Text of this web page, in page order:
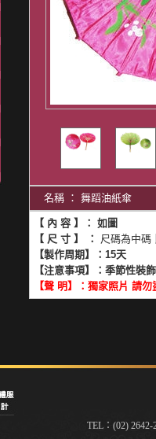
名稱 ： 舞蹈油紙傘
【 內 容 】： 如圖
【 尺 寸 】 ：
尺碼為中碼
【製作周期】：15天
【注意事項】：季節性裝
【聲 明】：獨家照片 請勿
TEL：(02) 2642-